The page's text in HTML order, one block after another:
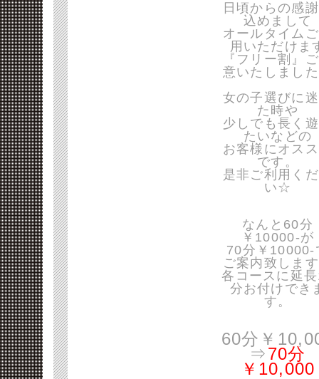
日頃からの感
込めまして
オールタイム
用いただけま
『フリー割』
意いたしまし
女の子選びに
た時や
少しでも長く
たいなどの
お客様にオス
です。
是非ご利用く
い☆
なんと60分
￥10000-が
70分￥10000-
ご案内致しま
各コースに延
分お付けでき
す。
60分￥
⇒70分
￥10,000